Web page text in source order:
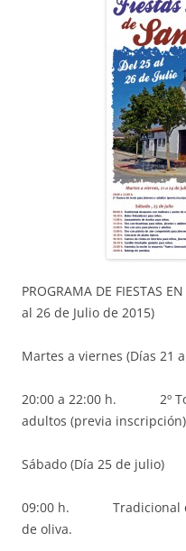
PROGRAMA DE FIESTAS
al 26 de Julio de 2015)
Martes a viernes (Días 21
20:00 a 22:00 h. 2º
adultos (previa
Sábado (Día 25 de julio)
09:00 h. Tradicional
de oliva.